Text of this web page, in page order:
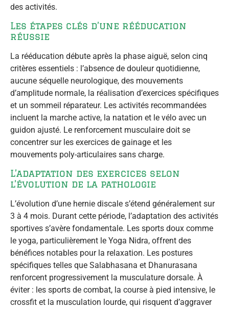
des activités.
Les étapes clés d’une rééducation
réussie
La rééducation débute après la phase aiguë, selon cinq
critères essentiels : l’absence de douleur quotidienne,
aucune séquelle neurologique, des mouvements
d’amplitude normale, la réalisation d’exercices spécifiques
et un sommeil réparateur. Les activités recommandées
incluent la marche active, la natation et le vélo avec un
guidon ajusté. Le renforcement musculaire doit se
concentrer sur les exercices de gainage et les
mouvements poly-articulaires sans charge.
L’adaptation des exercices selon
l’évolution de la pathologie
L’évolution d’une hernie discale s’étend généralement sur
3 à 4 mois. Durant cette période, l’adaptation des activités
sportives s’avère fondamentale. Les sports doux comme
le yoga, particulièrement le Yoga Nidra, offrent des
bénéfices notables pour la relaxation. Les postures
spécifiques telles que Salabhasana et Dhanurasana
renforcent progressivement la musculature dorsale. À
éviter : les sports de combat, la course à pied intensive, le
crossfit et la musculation lourde, qui risquent d’aggraver